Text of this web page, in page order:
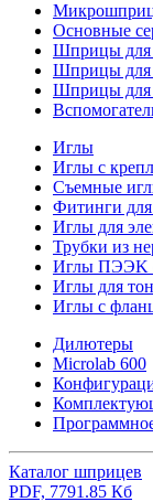
Основные
Шприцы для
Шприцы для
Шприцы для
Иглы
Иглы с
Съемные
Фитинги
Иглы для
Трубки из
Иглы ПЭЭK
Иглы для
Иглы с
Дилютеры
Microlab 600
Каталог шприцев
PDF, 7791.85 Кб